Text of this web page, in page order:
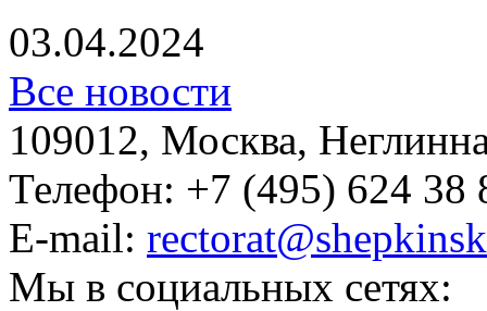
03.04.2024
Все новости
109012, Москва,
Телефон: +7 (495) 624 38
E-mail:
Мы в социальных сетях: